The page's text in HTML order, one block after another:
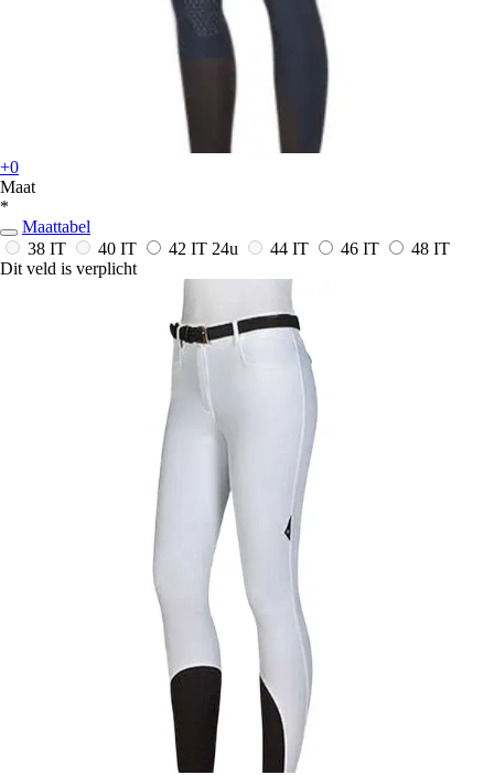
+0
Maat
*
Maattabel
38 IT
40 IT 42 IT 24u 44 IT 46 IT
48 IT
Dit veld is verplicht